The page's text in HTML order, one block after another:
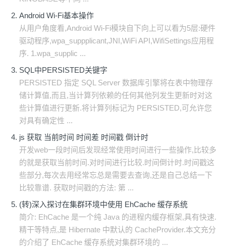
Android Wi-Fi基本操作
从用户角度看,Android Wi-Fi模块自下向上可以看为5层:硬件
驱动程序,wpa_suppplicant,JNI,WiFi API,WifiSettings应用程
序. 1.wpa_supplic ...
SQL中PERSISTED关键字
PERSISTED 指定 SQL Server 数据库引擎将在表中物理存
储计算值,而且,当计算列依赖的任何其他列发生更新时对这
些计算值进行更新.将计算列标记为 PERSISTED,可允许您
对具有确定性 ...
js 获取 当前时间 时间差 时间戳 倒计时
开发web一段时间后发现经常使用时间进行一些操作,比较多
的就是获取当前时间.对时间进行比较.时间倒计时.时间戳这
些部分,每次去用经常忘总是需要去查询,还是自己总结一下
比较靠谱. 获取时间戳的方法: 第 ...
(转)深入探讨在集群环境中使用 EhCache 缓存系统
简介: EhCache 是一个纯 Java 的进程内缓存框架,具有快速.
精干等特点,是 Hibernate 中默认的 CacheProvider.本文充分
的介绍了 EhCache 缓存系统对集群环境的 ...